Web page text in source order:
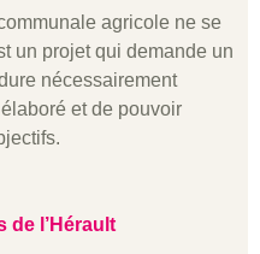
agricole ne se
un projet qui demande un
nécessairement
et de pouvoir
de l’Hérault